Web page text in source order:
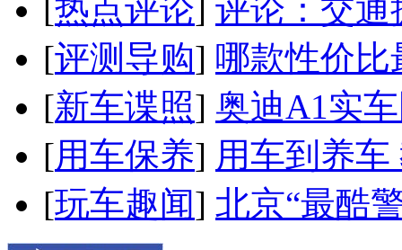
热点评论 评论：交通
[评测导购] 哪款性价比
[新车谍照] 奥迪A1实
[用车保养] 用车到养
[玩车趣闻] 北京“最酷